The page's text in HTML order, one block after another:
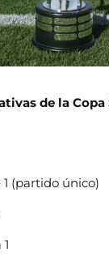
de la
1 (partido único)